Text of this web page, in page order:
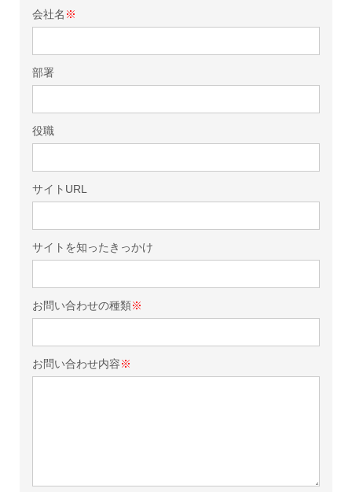
会社名 ※
部署
役職
サイトURL
サイトを知ったきっかけ
お問い合わせの種類※
お問い合わせ内容※